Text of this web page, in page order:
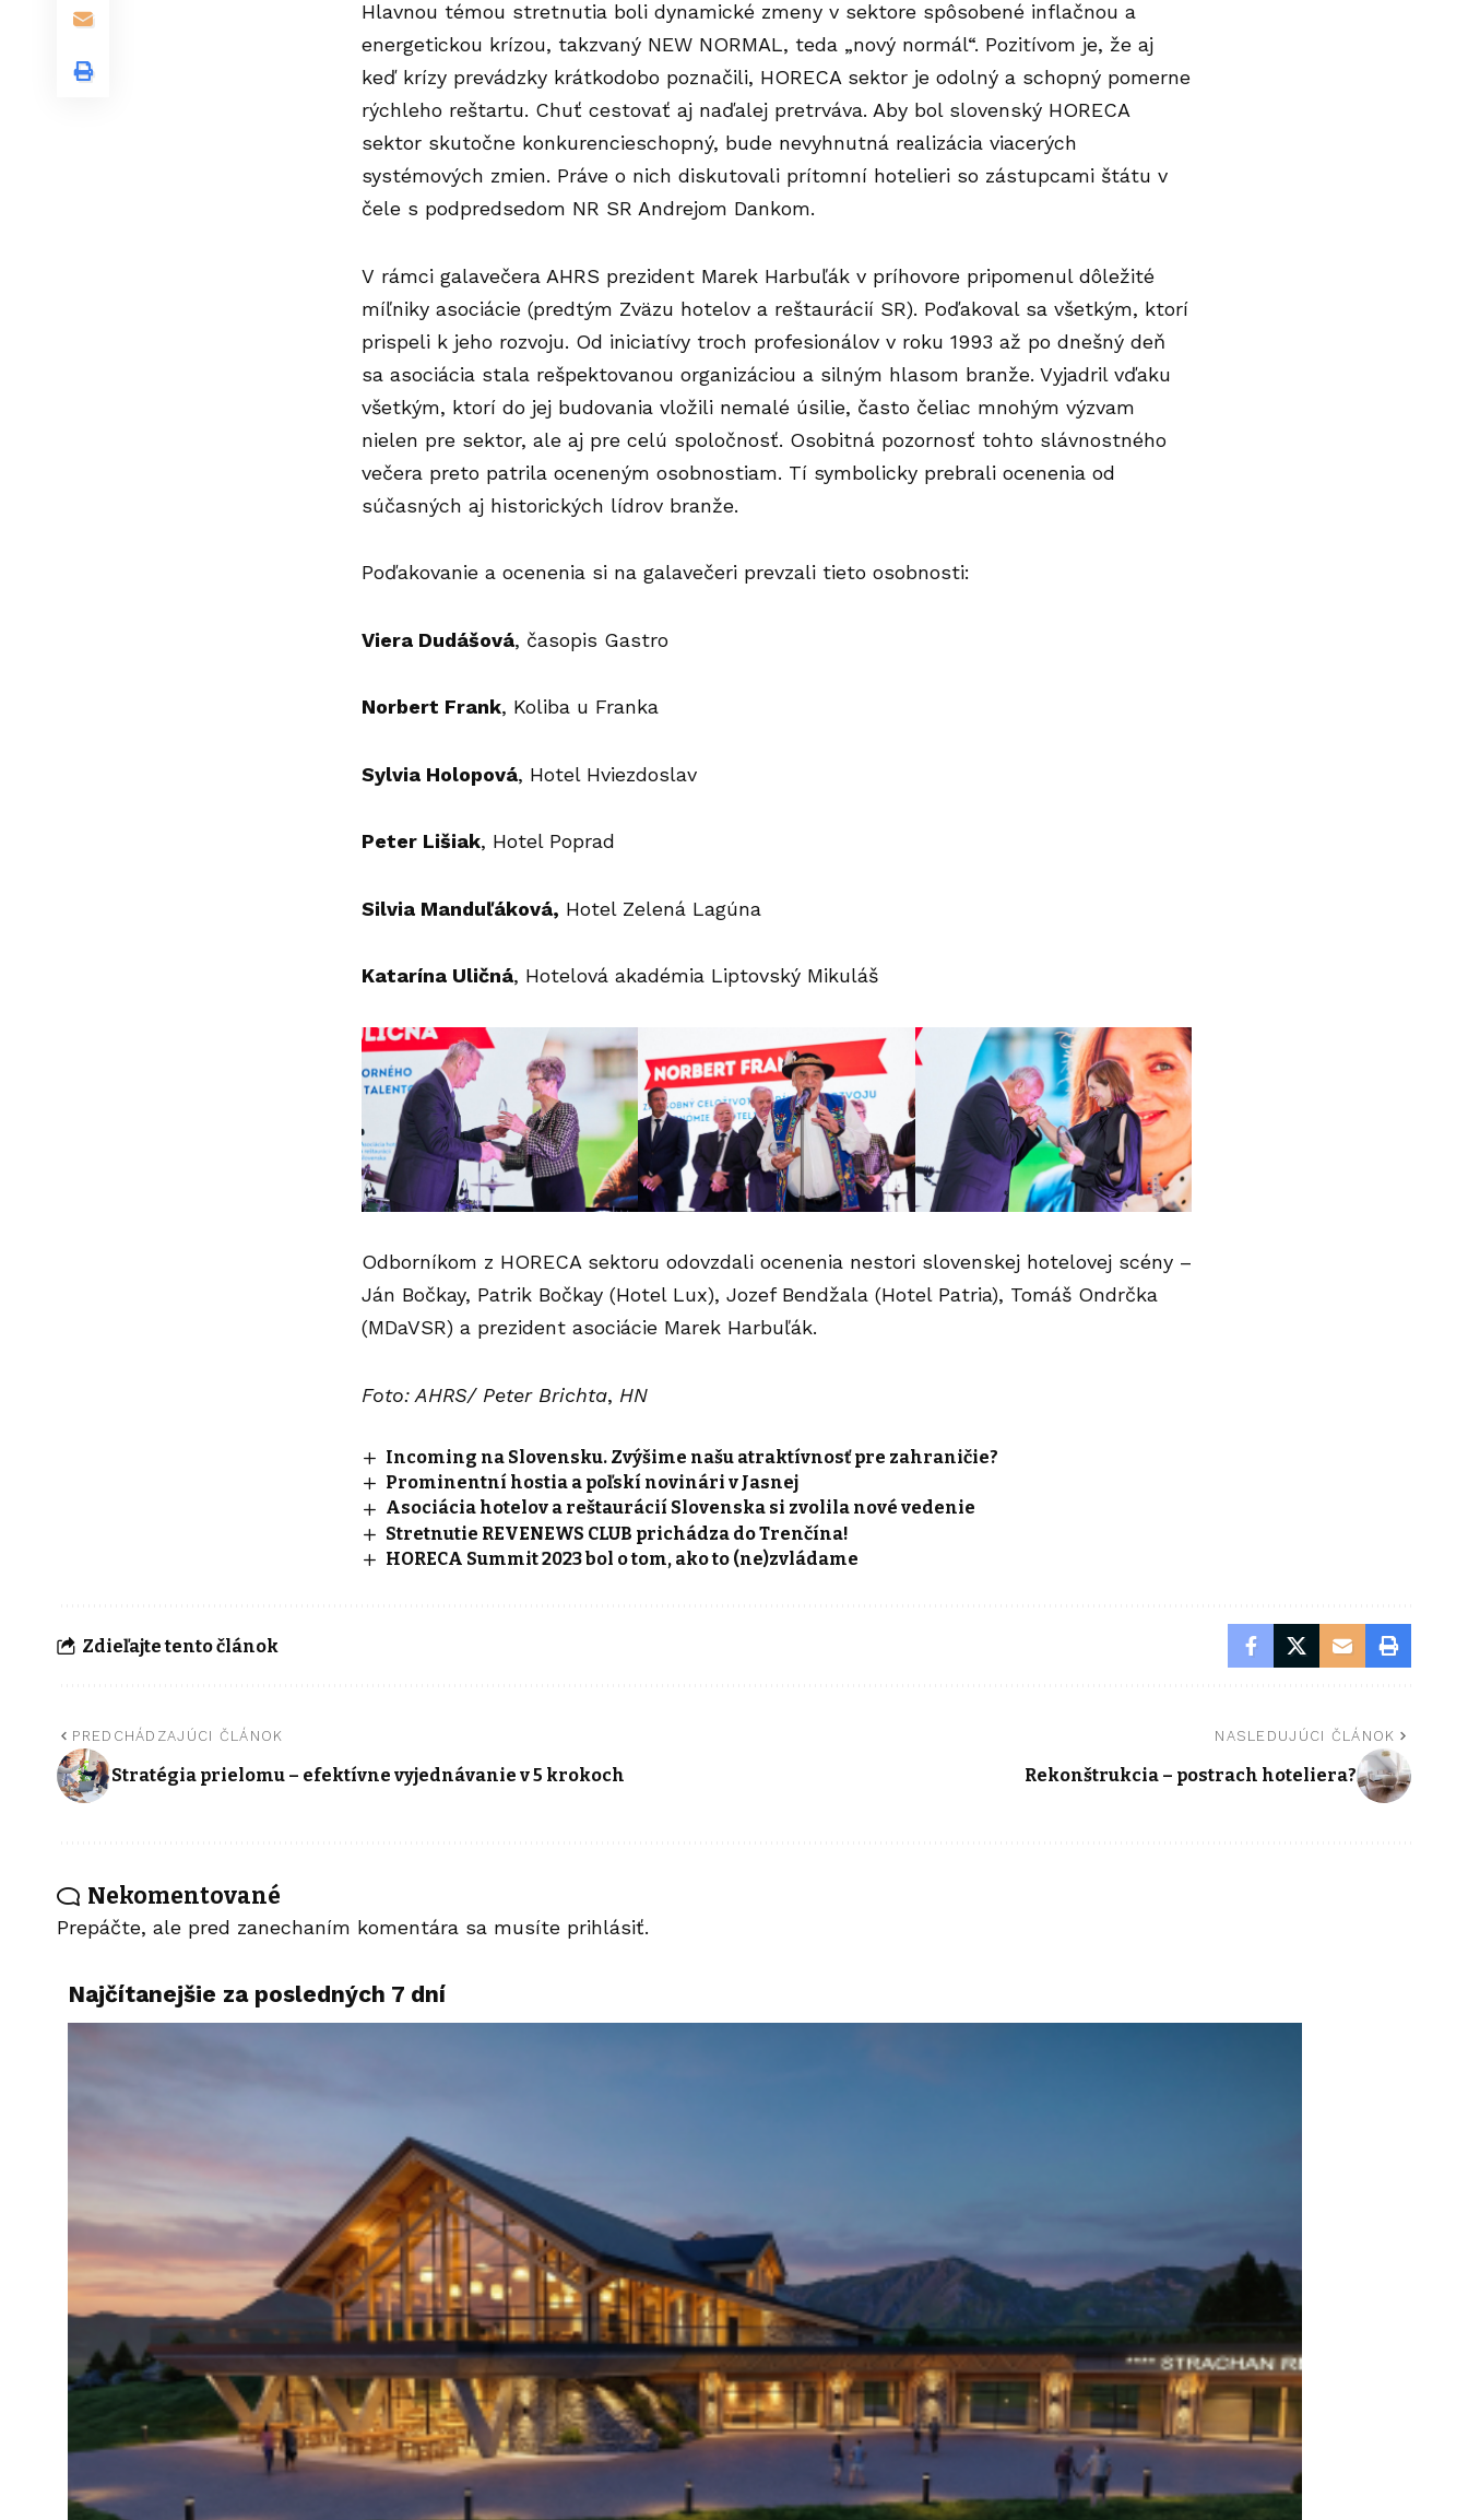
Hlavnou témou stretnutia boli dynamické zmeny v sektore spôsobené inflačnou a
energetickou krízou, takzvaný NEW NORMAL, teda „nový normál“. Pozitívom je, že aj
keď krízy prevádzky krátkodobo poznačili, HORECA sektor je odolný a schopný pomerne
rýchleho reštartu. Chuť cestovať aj naďalej pretrváva. Aby bol slovenský HORECA
sektor skutočne konkurencieschopný, bude nevyhnutná realizácia viacerých
systémových zmien. Práve o nich diskutovali prítomní hotelieri so zástupcami štátu v
čele s podpredsedom NR SR Andrejom Dankom.
V rámci galavečera AHRS prezident Marek Harbuľák v príhovore pripomenul dôležité
míľniky asociácie (predtým Zväzu hotelov a reštaurácií SR). Poďakoval sa všetkým, ktorí
prispeli k jeho rozvoju. Od iniciatívy troch profesionálov v roku 1993 až po dnešný deň
sa asociácia stala rešpektovanou organizáciou a silným hlasom branže. Vyjadril vďaku
všetkým, ktorí do jej budovania vložili nemalé úsilie, často čeliac mnohým výzvam
nielen pre sektor, ale aj pre celú spoločnosť. Osobitná pozornosť tohto slávnostného
večera preto patrila oceneným osobnostiam. Tí symbolicky prebrali ocenenia od
súčasných aj historických lídrov branže.
Poďakovanie a ocenenia si na galavečeri prevzali tieto osobnosti:
Viera Dudášová, časopis Gastro
Norbert Frank, Koliba u Franka
Sylvia Holopová, Hotel Hviezdoslav
Peter Lišiak, Hotel Poprad
Silvia Manduľáková, Hotel Zelená Lagúna
Katarína Uličná, Hotelová akadémia Liptovský Mikuláš
Odborníkom z HORECA sektoru odovzdali ocenenia nestori slovenskej hotelovej scény –
Ján Bočkay, Patrik Bočkay (Hotel Lux), Jozef Bendžala (Hotel Patria), Tomáš Ondrčka
(MDaVSR) a prezident asociácie Marek Harbuľák.
Foto: AHRS/ Peter Brichta, HN
Incoming na Slovensku. Zvýšime našu atraktívnosť pre zahraničie?
Prominentní hostia a poľskí novinári v Jasnej
Asociácia hotelov a reštaurácií Slovenska si zvolila nové vedenie
Stretnutie REVENEWS CLUB prichádza do Trenčína!
HORECA Summit 2023 bol o tom, ako to (ne)zvládame
Zdieľajte tento článok
PREDCHÁDZAJÚCI ČLÁNOK
Stratégia prielomu – efektívne vyjednávanie v 5 krokoch
NASLEDUJÚCI ČLÁNOK
Rekonštrukcia – postrach hoteliera?
Nekomentované
Prepáčte, ale pred zanechaním komentára sa musíte prihlásiť.
Najčítanejšie za posledných 7 dní